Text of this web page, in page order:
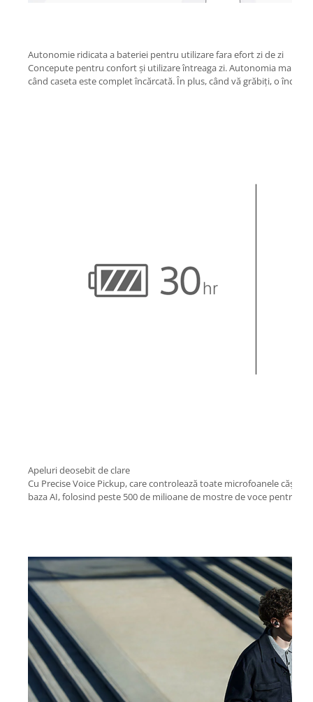
Autonomie ridicata a bateriei pentru utilizare fara efort zi de zi
Concepute pentru confort și utilizare întreaga zi. Autonomia mai
când caseta este complet încărcată. În plus, când vă grăbiți, o
Apeluri deosebit de clare
Cu Precise Voice Pickup, care controlează toate microfoanele
baza AI, folosind peste 500 de milioane de mostre de voce pentru a